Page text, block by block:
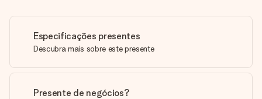
Especificações presentes
Descubra mais sobre este presente
Presente de negócios?